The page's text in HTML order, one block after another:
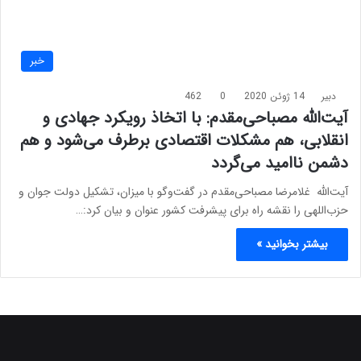
خبر
دبیر 14 ژوئن 2020 0
462
آیت‌الله مصباحی‌مقدم: با اتخاذ رویکرد جهادی و
انقلابی، هم مشکلات اقتصادی برطرف می‌شود و هم
دشمن ناامید می‌گردد
آیت‌الله غلامرضا مصباحی‌مقدم در گفت‌وگو با میزان، تشکیل دولت جوان و
حزب‌اللهی را نقشه راه برای پیشرفت کشور عنوان و بیان کرد:…
بیشتر بخوانید »